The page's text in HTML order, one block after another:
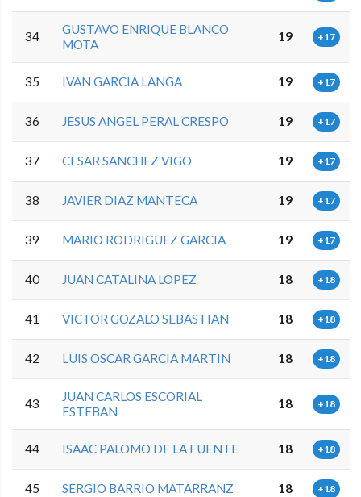
34
GUSTAVO ENRIQUE BLANCO
MOTA
19 +17
35 IVAN GARCIA LANGA 19 +17
36 JESUS ANGEL PERAL CRESPO 19 +17
37 CESAR SANCHEZ VIGO 19 +17
38 JAVIER DIAZ MANTECA 19 +17
39 MARIO RODRIGUEZ GARCIA 19 +17
40 JUAN CATALINA LOPEZ 18 +18
41 VICTOR GOZALO SEBASTIAN 18 +18
42 LUIS OSCAR GARCIA MARTIN 18 +18
43
JUAN CARLOS ESCORIAL
ESTEBAN
18 +18
44 ISAAC PALOMO DE LA FUENTE 18 +18
45 SERGIO BARRIO MATARRANZ 18 +18